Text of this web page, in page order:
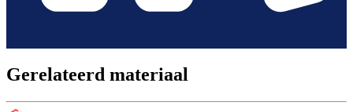
Gerelateerd materiaal